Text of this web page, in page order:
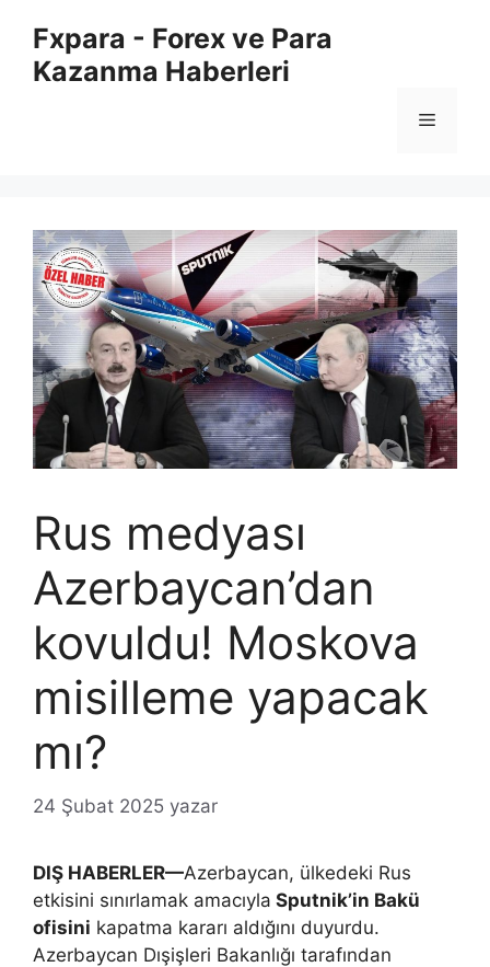
Fxpara - Forex ve Para
Kazanma Haberleri
Menü
Rus medyası
Azerbaycan’dan
kovuldu! Moskova
misilleme yapacak
mı?
24 Şubat 2025 yazar
DIŞ HABERLER—Azerbaycan, ülkedeki Rus
etkisini sınırlamak amacıyla Sputnik’in Bakü
ofisini kapatma kararı aldığını duyurdu.
Azerbaycan Dışişleri Bakanlığı tarafından